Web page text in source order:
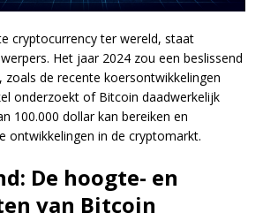
cryptocurrency ter wereld, staat
Het jaar 2024 zou een beslissend
zoals de recente koersontwikkelingen
onderzoekt of Bitcoin daadwerkelijk
100.000 dollar kan bereiken en
ontwikkelingen in de cryptomarkt.
De hoogte- en
van Bitcoin